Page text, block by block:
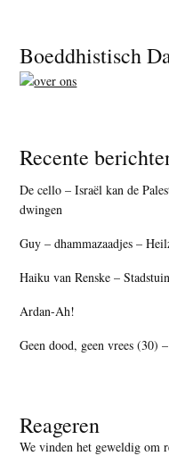
Footer
Boeddhistisch
Recente
De cello – Israël kan de
dwingen
Guy – dhammazaadjes –
Haiku van Renske –
Ardan-Ah!
Geen dood, geen vrees (30)
Reageren
We vinden het geweldig om